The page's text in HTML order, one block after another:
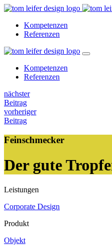
Kompetenzen
Referenzen
Kompetenzen
Referenzen
nächster
Beitrag
vorheriger
Beitrag
Feinschmecker
Der gute
Leistungen
Corporate Design
Produkt
Objekt